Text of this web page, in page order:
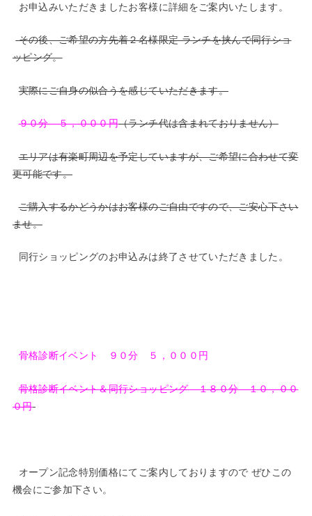
お申込みいただきましたお客様に詳細をご案内いたします。
その後、ご希望の方先着２名様限定 ランチを挟んで同行ショ
ッピング。
実際にご自身の似合うを感じていただきます。
９０分 ５，０００円（ランチ代は含まれておりません）
エリアは有楽町周辺を予定していますが、ご希望に合わせて変
更可能です。
ご購入するかどうかはお客様のご自由ですので、ご安心下さい
ませ。
同行ショッピングのお申込みは終了させていただきました。
骨格診断イベント ９０分 ５，０００円
骨格診断イベント＆同行ショッピング １８０分 １０，００
０円
オープン記念特別価格にてご案内しておりますので ぜひこの
機会にご参加下さい。